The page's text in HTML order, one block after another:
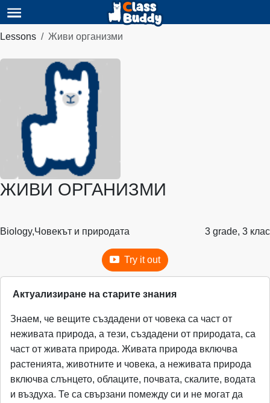
Lessons Живи организми
ЖИВИ ОРГАНИЗМИ
Biology,Човекът и природата 3 grade, 3 клас
Try it out
Актуализиране на старите знания
Знаем, че вещите създадени от човека са част от
неживата природа, а тези, създадени от природата, са
част от живата природа. Живата природа включва
растенията, животните и човека, а неживата природа
включва слънцето, облаците, почвата, скалите, водата
и въздуха. Те са свързани помежду си и не могат да